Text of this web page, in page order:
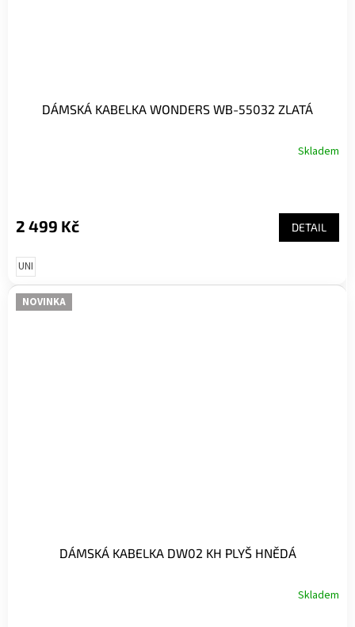
DÁMSKÁ KABELKA WONDERS WB-55032 ZLATÁ
Skladem
2 499 Kč DETAIL
UNI
NOVINKA
DÁMSKÁ KABELKA DW02 KH PLYŠ HNĚDÁ
Skladem